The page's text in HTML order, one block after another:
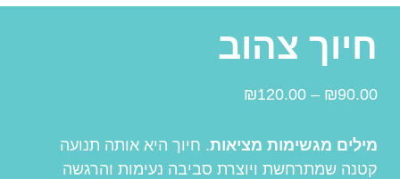
חיוך צהוב
₪90.00
–
₪120.00
מילים מגשימות מציאות. חיוך היא אותה תנועה
קטנה שמתרחשת ויוצרת סביבה נעימות והרגשה